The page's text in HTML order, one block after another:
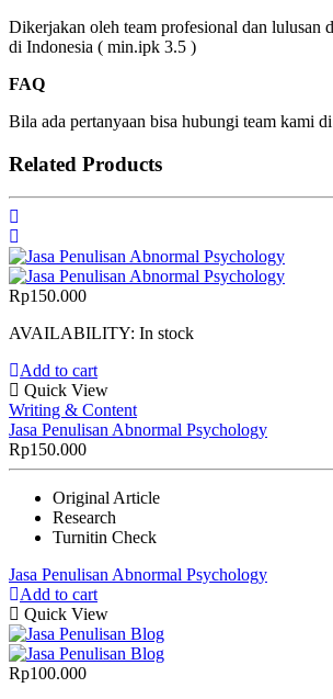
Dikerjakan oleh team profesional dan lulusan
di Indonesia ( min.ipk 3.5 )
FAQ
Bila ada pertanyaan bisa hubungi team kami
Related Products
Rp150.000
AVAILABILITY: In stock
Add to cart
Quick View
Writing & Content
Jasa Penulisan Abnormal Psychology
Rp150.000
Original Article
Research
Turnitin Check
Jasa Penulisan Abnormal Psychology
Add to cart
Quick View
Rp100.000